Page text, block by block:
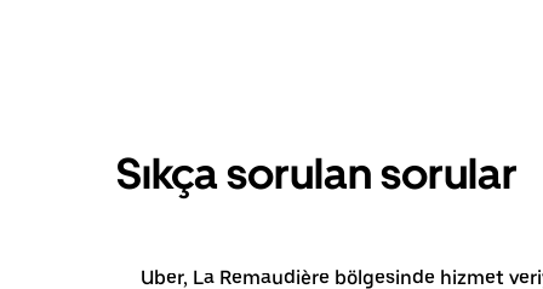
Sıkça sorulan sorular
Uber, La Remaudière bölgesinde hizmet